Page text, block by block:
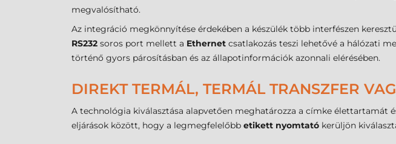
megvalósítható.
Az integráció megkönnyítése érdekében a készülék több interfészen
RS232 soros port mellett a Ethernet csatlakozás teszi lehetővé a hálózati
történő gyors párosításban és az állapotinformációk azonnali elérésében.
DIREKT TERMÁL, TERMÁL TRANSZFER
A technológia kiválasztása alapvetően meghatározza a címke élettartamát
eljárások között, hogy a legmegfelelőbb etikett nyomtató kerüljön